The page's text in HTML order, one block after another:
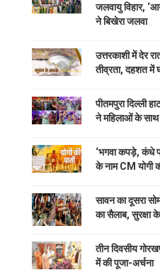
जलवायु विहार,
ने बिखेरा जलवा
उत्तरकाशी में देर
तीव्रता, दहशत में
पीतमपुरा दिल्ली
ने महिलाओं के साथ
‘भगवा कपड़े, कंधे
के नाम CM योगी
सावन का दूसरा
का सैलाब, सुरक्षा
तीन दिवसीय
में की पूजा-अर्चना